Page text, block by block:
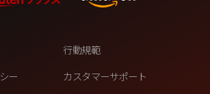
行動規範
ー
カスタマーサポート